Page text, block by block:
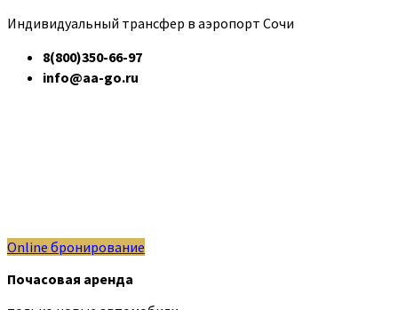
Индивидуальный трансфер в аэропорт Сочи
8(800)350-66-97
info@aa-go.ru
Online бронирование
Почасовая аренда